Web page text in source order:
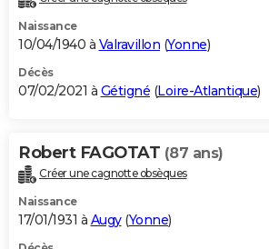
Dictionnaire
Biographies
Citations
Expressions
Proverbes
PROGRAMME TV
S'inscrire
Se connecter
Lycées
Collèges
Primaires
Universités
Entreprises
Service militaire
Avis de recherche
AVIS DE DÉCÈS
Bricolage
Lifestyle
Culture
Sport
Auto
Television
Voyage
Cinema
Naissance
10/04/1940 à Valravillon (Yonne)
Décès
07/02/2021 à Gétigné (Loire-Atlantique)
Robert FAGOTAT (87 ans)
Créer une cagnotte obsèques
Naissance
17/01/1931 à Augy(Yonne)